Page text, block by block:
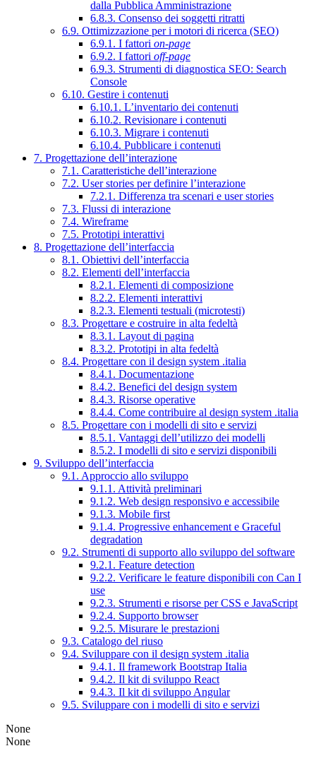
dalla Pubblica Amministrazione
6.8.3. Consenso dei soggetti ritratti
6.9. Ottimizzazione per i motori di ricerca (SEO)
6.9.1. I fattori on-page
6.9.2. I fattori off-page
6.9.3. Strumenti di diagnostica SEO: Search
Console
6.10. Gestire i contenuti
6.10.1. L’inventario dei contenuti
6.10.2. Revisionare i contenuti
6.10.3. Migrare i contenuti
6.10.4. Pubblicare i contenuti
7. Progettazione dell’interazione
7.1. Caratteristiche dell’interazione
7.2. User stories per definire l’interazione
7.2.1. Differenza tra scenari e user stories
7.3. Flussi di interazione
7.4. Wireframe
7.5. Prototipi interattivi
8. Progettazione dell’interfaccia
8.1. Obiettivi dell’interfaccia
8.2. Elementi dell’interfaccia
8.2.1. Elementi di composizione
8.2.2. Elementi interattivi
8.2.3. Elementi testuali (microtesti)
8.3. Progettare e costruire in alta fedeltà
8.3.1. Layout di pagina
8.3.2. Prototipi in alta fedeltà
8.4. Progettare con il design system .italia
8.4.1. Documentazione
8.4.2. Benefici del design system
8.4.3. Risorse operative
8.4.4. Come contribuire al design system .italia
8.5. Progettare con i modelli di sito e servizi
8.5.1. Vantaggi dell’utilizzo dei modelli
8.5.2. I modelli di sito e servizi disponibili
9. Sviluppo dell’interfaccia
9.1. Approccio allo sviluppo
9.1.1. Attività preliminari
9.1.2. Web design responsivo e accessibile
9.1.3. Mobile first
9.1.4. Progressive enhancement e Graceful
degradation
9.2. Strumenti di supporto allo sviluppo del software
9.2.1. Feature detection
9.2.2. Verificare le feature disponibili con Can I
use
9.2.3. Strumenti e risorse per CSS e JavaScript
9.2.4. Supporto browser
9.2.5. Misurare le prestazioni
9.3. Catalogo del riuso
9.4. Sviluppare con il design system .italia
9.4.1. Il framework Bootstrap Italia
9.4.2. Il kit di sviluppo React
9.4.3. Il kit di sviluppo Angular
9.5. Sviluppare con i modelli di sito e servizi
None
None